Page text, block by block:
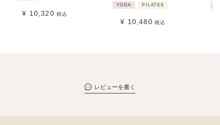
¥ 10,320 税込
YOGA PILATES
¥ 10,480 税込
レビューを書く